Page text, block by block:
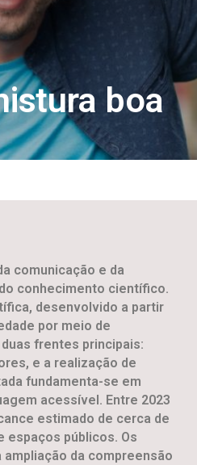
boa
comunicação e da
conhecimento científico.
desenvolvido a partir
por meio de
frentes principais:
e a realização de
fundamenta-se em
acessível. Entre 2023
estimado de cerca de
públicos. Os
da compreensão